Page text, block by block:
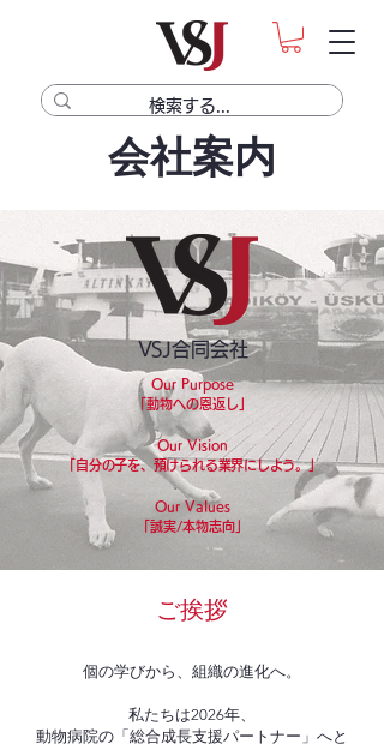
会社案内
VSJ合同会社
Our Purpose
「動物への恩返し」
Our Vision
​「 自分の子を、預けられる業界にしよう。」
Our Values​
「誠実/本物志向」
ご挨拶
個の学びから、組織の進化へ。
私たちは2026年、
動物病院の「総合成長支援パートナー」へと